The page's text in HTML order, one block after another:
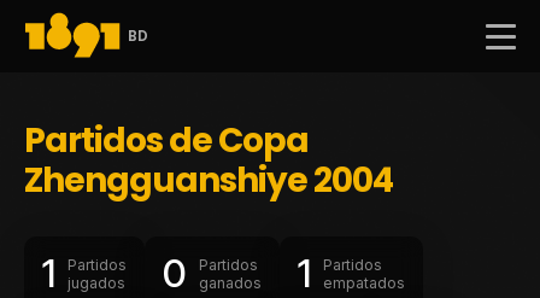
BD
Partidos de Copa
Zhengguanshiye 2004
1
Partidos
jugados
0
Partidos
ganados
1
Partidos
empatados